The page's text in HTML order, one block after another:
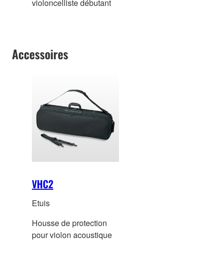
violoncelliste débutant
Accessoires
VHC2
Etuis
Housse de protection
pour violon acoustique